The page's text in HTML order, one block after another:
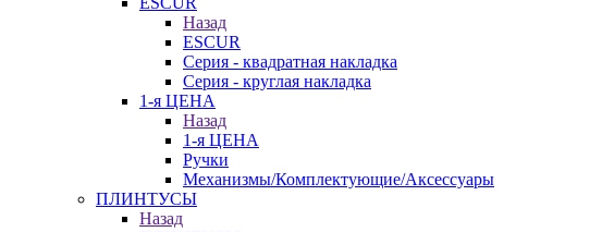
Назад
ESCUR
Серия - квадратная накладка
Серия - круглая накладка
1-я ЦЕНА
Назад
1-я ЦЕНА
Ручки
Механизмы/Комплектующие/Аксессуары
ПЛИНТУСЫ
Назад